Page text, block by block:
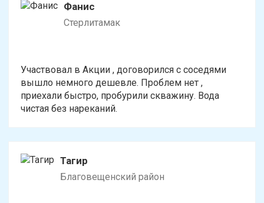
Фанис
Стерлитамак
Участвовал в Акции , договорился с соседями
вышло немного дешевле. Проблем нет ,
приехали быстро, пробурили скважину. Вода
чистая без нареканий.
Тагир
Благовещенский район